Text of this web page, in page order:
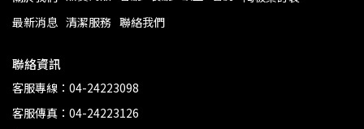
最新消息 清潔服務 聯絡我們
聯絡資訊
客服專線：04-24223098
客服傳真：04-24223126